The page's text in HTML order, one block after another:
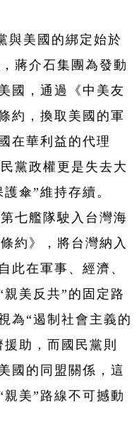
與美國的綁定始於
蔣介石集團為發動
國，通過《中美友
約，換取美國的軍
在華利益的代理
黨政權更是失去大
傘”維持存續。
七艦隊駛入台灣海
約》，將台灣納入
此在軍事、經濟、
美反共”的固定路
為“遏制社會主義的
助，而國民黨則
國的同盟關係，這
美”路線不可撼動